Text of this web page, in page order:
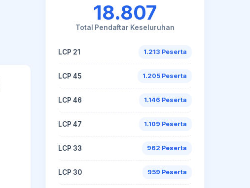
18.807
Total Pendaftar Keseluruhan
LCP 21 1.213 Peserta
LCP 45 1.205 Peserta
LCP 46 1.146 Peserta
LCP 47 1.109 Peserta
LCP 33 962 Peserta
LCP 30 959 Peserta